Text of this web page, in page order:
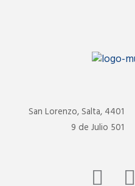
San Lorenzo, Salta, 4401
9 de Julio 501